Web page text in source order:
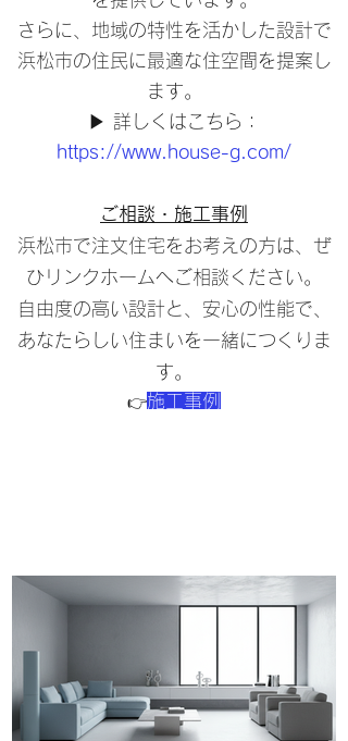
さらに、地域の特性を活かした設計で
浜松市の住民に最適な住空間を提案し
ます。
▶ 詳しくはこちら：
https://www.house-g.com/
ご相談・施工事例
浜松市で注文住宅をお考えの方は、ぜ
ひリンクホームへご相談ください。
自由度の高い設計と、安心の性能で、
あなたらしい住まいを一緒につくりま
す。
👉施工事例